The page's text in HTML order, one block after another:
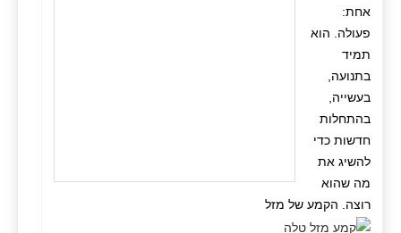
אחת:
פעולה. הוא
תמיד
בתנועה,
בעשייה,
בהתחלות
חדשות כדי
להשיג את
מה שהוא
רוצה. הקמע של מזל